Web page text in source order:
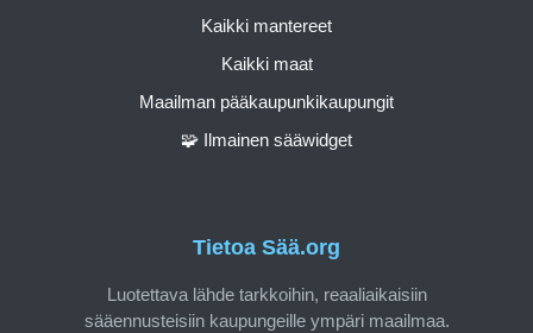
Tietoa Sää.org
Luotettava lähde tarkkoihin, reaaliaikaisiin
sääennusteisiin kaupungeille ympäri maailmaa.
Kaikki mantereet
Kaikki maat
Maailman pääkaupunkikaupungit
🧩 Ilmainen sääwidget